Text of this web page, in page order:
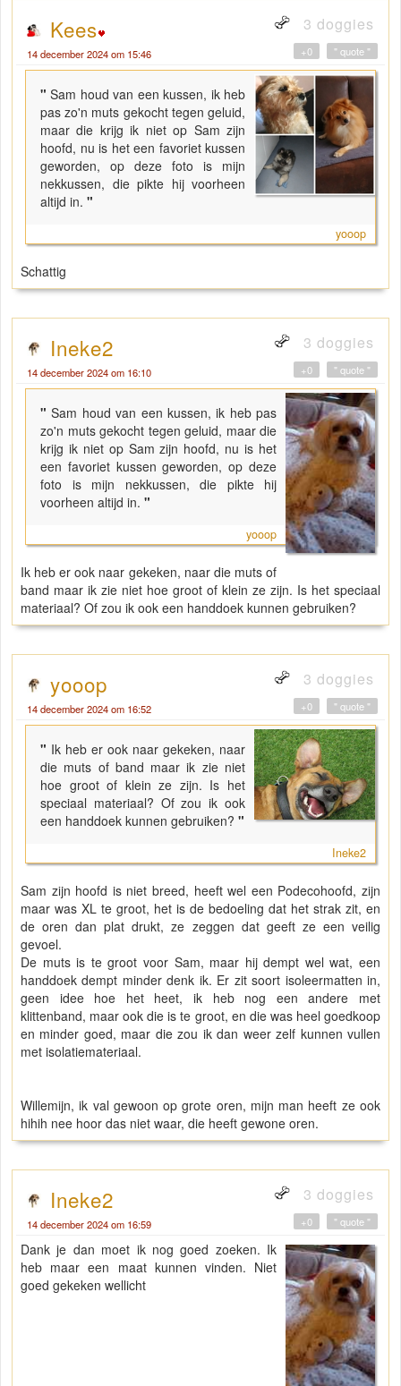
Kees 3 doggies
14 december 2024 om 15:46 " quote "
+0
"Sam houd van een kussen, ik heb
pas zo'n muts gekocht tegen geluid,
maar die krijg ik niet op Sam zijn
hoofd, nu is het een favoriet kussen
geworden, op deze foto is mijn
nekkussen, die pikte hij voorheen
altijd in. "
yooop
Schattig
Ineke2 3 doggies
14 december 2024 om 16:10 " quote "
+0
"Sam houd van een kussen, ik heb pas
zo'n muts gekocht tegen geluid, maar die
krijg ik niet op Sam zijn hoofd, nu is het
een favoriet kussen geworden, op deze
foto is mijn nekkussen, die pikte hij
voorheen altijd in. "
yooop
Ik heb er ook naar gekeken, naar die muts of
band maar ik zie niet hoe groot of klein ze zijn. Is het speciaal
materiaal? Of zou ik ook een handdoek kunnen gebruiken?
yooop 3 doggies
14 december 2024 om 16:52 " quote "
+0
" Ik heb er ook naar gekeken, naar
die muts of band maar ik zie niet
hoe groot of klein ze zijn. Is het
speciaal materiaal? Of zou ik ook
een handdoek kunnen gebruiken? "
Ineke2
Sam zijn hoofd is niet breed, heeft wel een Podecohoofd, zijn
maar was XL te groot, het is de bedoeling dat het strak zit, en
de oren dan plat drukt, ze zeggen dat geeft ze een veilig
gevoel.
De muts is te groot voor Sam, maar hij dempt wel wat, een
handdoek dempt minder denk ik. Er zit soort isoleermatten in,
geen idee hoe het heet, ik heb nog een andere met
klittenband, maar ook die is te groot, en die was heel goedkoop
en minder goed, maar die zou ik dan weer zelf kunnen vullen
met isolatiemateriaal.
Willemijn, ik val gewoon op grote oren, mijn man heeft ze ook
hihih nee hoor das niet waar, die heeft gewone oren.
Ineke2 3 doggies
14 december 2024 om 16:59 " quote "
+0
Dank je dan moet ik nog goed zoeken. Ik
heb maar een maat kunnen vinden. Niet
goed gekeken wellicht